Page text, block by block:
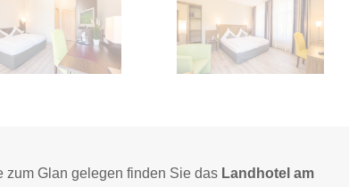
zum Glan gelegen finden Sie das Landhotel am